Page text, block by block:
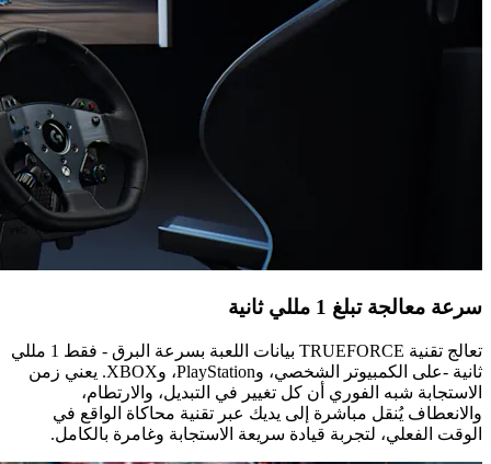
سرعة معالجة تبلغ 1 مللي ثانية
تعالج تقنية TRUEFORCE بيانات اللعبة بسرعة البرق - فقط 1 مللي
ثانية -على الكمبيوتر الشخصي، وPlayStation، وXBOX. يعني زمن
الاستجابة شبه الفوري أن كل تغيير في التبديل، والارتطام،
والانعطاف يُنقل مباشرة إلى يديك عبر تقنية محاكاة الواقع في
الوقت الفعلي، لتجربة قيادة سريعة الاستجابة وغامرة بالكامل.